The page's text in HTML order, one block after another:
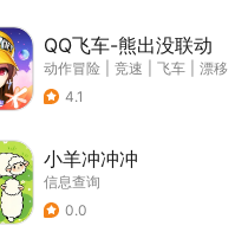
QQ飞车-熊出没联动
动作冒险 竞速 飞车
漂移
4.1
小羊冲冲冲
信息查询
0.0